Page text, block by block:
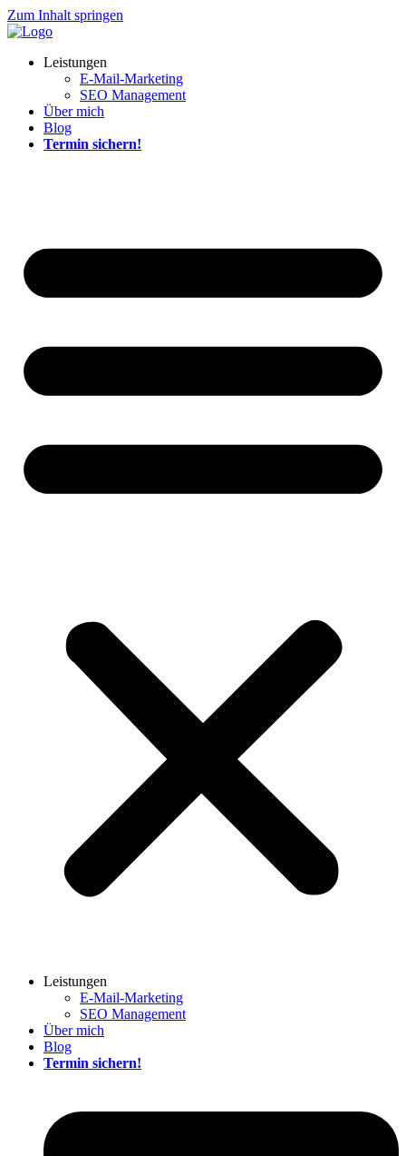
Zum Inhalt springen
Leistungen
E-Mail-Marketing
SEO Management
Über mich
Blog
Termin sichern!
Leistungen
E-Mail-Marketing
SEO Management
Über mich
Blog
Termin sichern!